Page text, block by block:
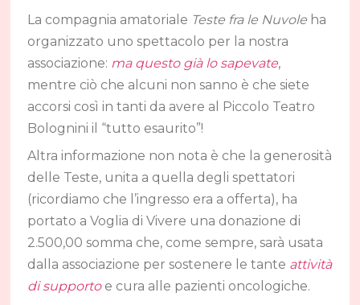
La compagnia amatoriale Teste fra le Nuvole ha
organizzato uno spettacolo per la nostra
associazione: ma questo già lo sapevate,
mentre ciò che alcuni non sanno è che siete
accorsi così in tanti da avere al Piccolo Teatro
Bolognini il “tutto esaurito”!
Altra informazione non nota è che la generosità
delle Teste, unita a quella degli spettatori
(ricordiamo che l’ingresso era a offerta), ha
portato a Voglia di Vivere una donazione di
2.500,00 somma che, come sempre, sarà usata
dalla associazione per sostenere le tante attività
di supportoe cura alle pazienti oncologiche.